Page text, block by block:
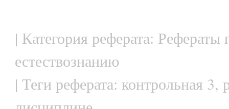
| Категория реферата: Рефераты
естествознанию
| Теги реферата: контрольная 3,